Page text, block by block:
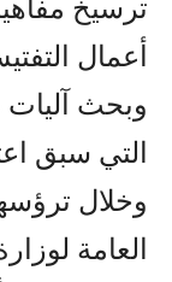
أعمال
وبحث آليات
التي سبق
وخلال
العامة